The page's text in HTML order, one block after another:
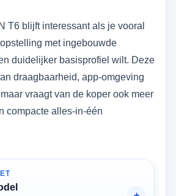
T6 blijft interessant als je vooral
met ingebouwde
duidelijker basisprofiel wilt. Deze
draagbaarheid, app-omgeving
vraagt van de koper ook meer
compacte alles-in-één